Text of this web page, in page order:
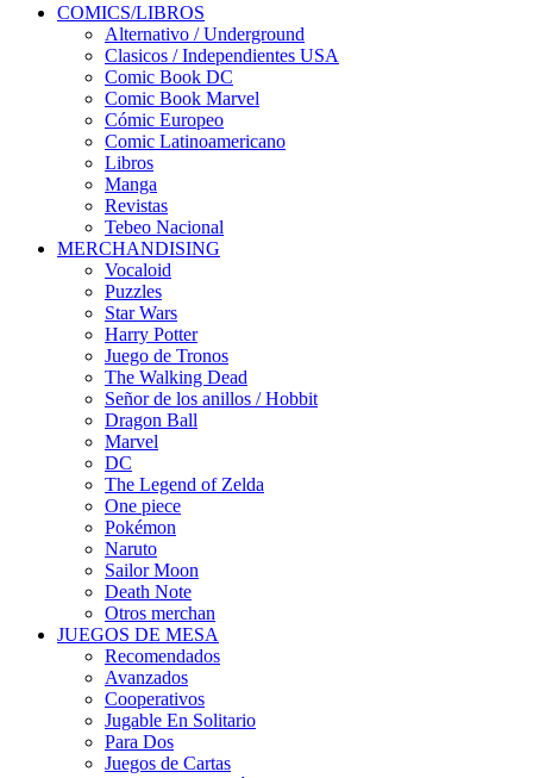
COMICS/LIBROS
Alternativo / Underground
Clasicos / Independientes USA
Comic Book DC
Comic Book Marvel
Cómic Europeo
Comic Latinoamericano
Libros
Manga
Revistas
Tebeo Nacional
MERCHANDISING
Vocaloid
Puzzles
Star Wars
Harry Potter
Juego de Tronos
The Walking Dead
Señor de los anillos / Hobbit
Dragon Ball
Marvel
DC
The Legend of Zelda
One piece
Pokémon
Naruto
Sailor Moon
Death Note
Otros merchan
JUEGOS DE MESA
Recomendados
Avanzados
Cooperativos
Jugable En Solitario
Para Dos
Juegos de Cartas